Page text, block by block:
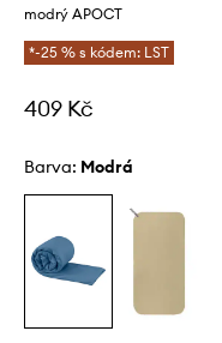
modrý APOCT
*-25 % s kódem: LST
409 Kč
Barva: modrá